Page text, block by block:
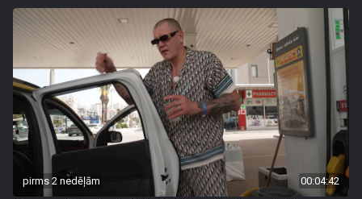
pirms 2 nedēļām 00:04:42